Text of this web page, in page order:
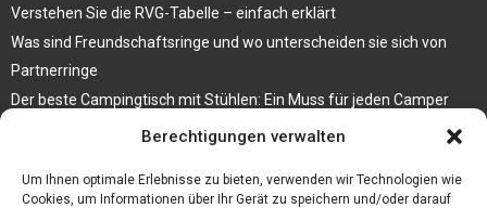
Berechtigungen verwalten
Um Ihnen optimale Erlebnisse zu bieten, verwenden wir Technologien wie
Cookies, um Informationen über Ihr Gerät zu speichern und/oder darauf
Verstehen Sie die RVG-Tabelle – einfach erklärt
Was sind Freundschaftsringe und wo unterscheiden sie sich von
Partnerringe
Der beste Campingtisch mit Stühlen: Ein Muss für jeden Camper
Die Küche als Platz der Gemeinschaft
Elektrokamin Bestseller – die besten Stücke für Ihr Zuhause